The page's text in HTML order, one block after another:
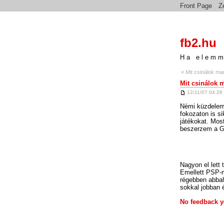
Front Page
fb2.hu
Ha
« Mit csinálok
Mit csinálok
12/11/07 04:28
Némi
fokozaton is
játékokat.
beszerzem a
Nagyon el lett
Emellett PSP-
régebben
sokkal jobban
No feedback